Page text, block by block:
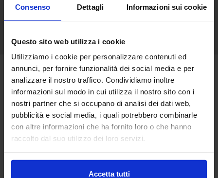
Consenso Dettagli Informazioni sui cookie
Questo sito web utilizza i cookie
Utilizziamo i cookie per personalizzare contenuti ed
annunci, per fornire funzionalità dei social media e per
analizzare il nostro traffico. Condividiamo inoltre
informazioni sul modo in cui utilizza il nostro sito con i
nostri partner che si occupano di analisi dei dati web,
pubblicità e social media, i quali potrebbero combinarle
con altre informazioni che ha fornito loro o che hanno
raccolto dal suo utilizzo dei loro servizi.
Accetta tutti
26
Apr
GOLDPLAST